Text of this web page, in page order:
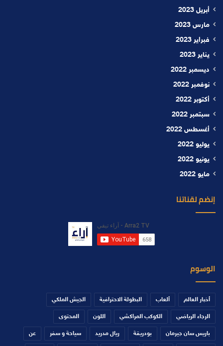
أبريل 2023
مارس 2023
فبراير 2023
يناير 2023
ديسمبر 2022
نوفمبر 2022
أكتوبر 2022
سبتمبر 2022
أغسطس 2022
يوليو 2022
يونيو 2022
مايو 2022
إنضم لقناتنا
الوسوم
أخبار العالم ألعاب البطولة الاحترافية الجيش الملكي
الرجاء الرياضي الكوكب المراكشي اللون المحتوى
باريس سان جيرمان بودريقة ريال مدريد سياحة و سفر عن